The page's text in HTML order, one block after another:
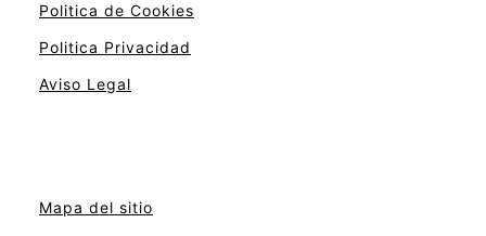
Politica de Cookies
Politica Privacidad
Aviso Legal
Mapa del sitio